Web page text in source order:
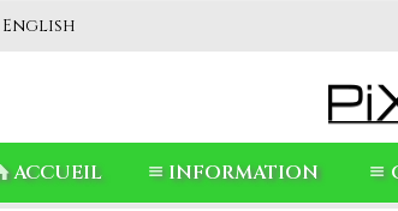
English
ACCUEIL INFORMATION